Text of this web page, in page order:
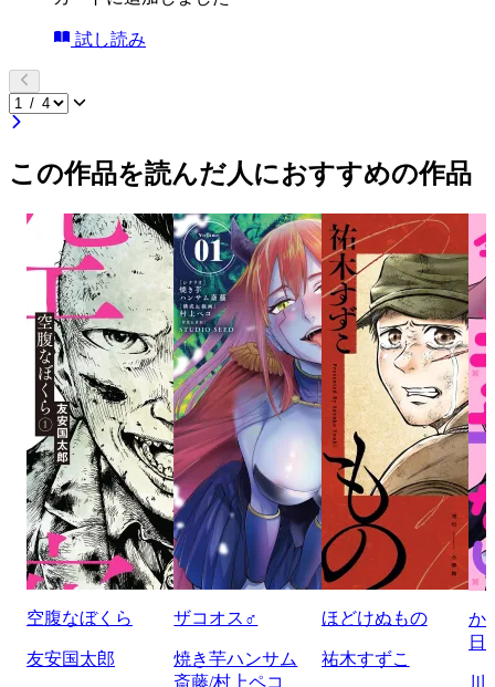
試し読み
この作品を読んだ人におすすめの作品
空腹なぼくら
友安国太郎
ザコオス♂
焼き芋ハンサム
斎藤/村上ペコ
ほどけぬもの
祐木すずこ
か
日
川